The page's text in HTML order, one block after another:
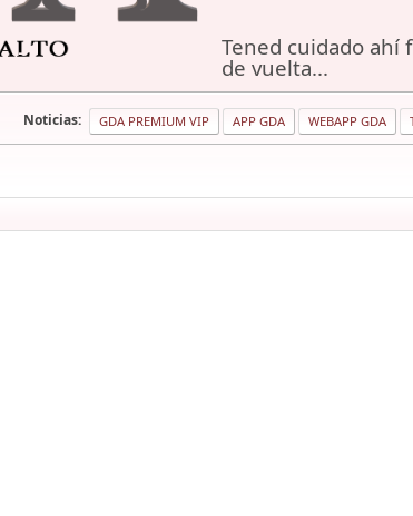
Tened cuidado ahí
de vuelta...
Noticias: GDA PREMIUM VIP APP GDA WEBAPP GDA